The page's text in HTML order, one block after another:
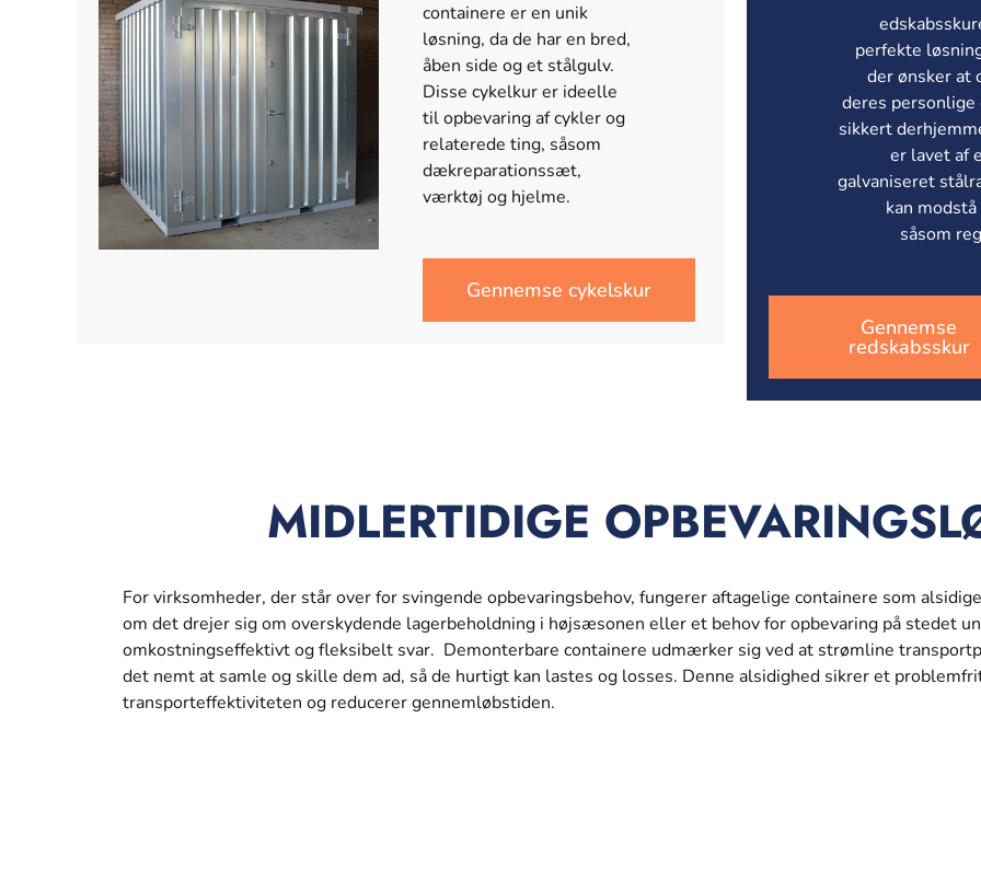
containere er en unik
løsning, da de har en bred,
åben side og et stålgulv.
Disse cykelkur er ideelle
til opbevaring af cykler og
relaterede ting, såsom
dækreparationssæt,
værktøj og hjelme.
Gennemse cykelskur
perfekte
der ønsker at
deres
sikkert
er lavet af
galvaniseret
kan
såsom
Gennemse
redskabsskur
MIDLERTIDIGE
For virksomheder, der står over for svingende opbevaringsbehov, fungerer aftagelige containere som
om det drejer sig om overskydende lagerbeholdning i højsæsonen eller et behov for opbevaring på stedet
omkostningseffektivt og fleksibelt svar. Demonterbare containere udmærker sig ved at strømline
det nemt at samle og skille dem ad, så de hurtigt kan lastes og losses. Denne alsidighed sikrer et
transporteffektiviteten og reducerer gennemløbstiden.